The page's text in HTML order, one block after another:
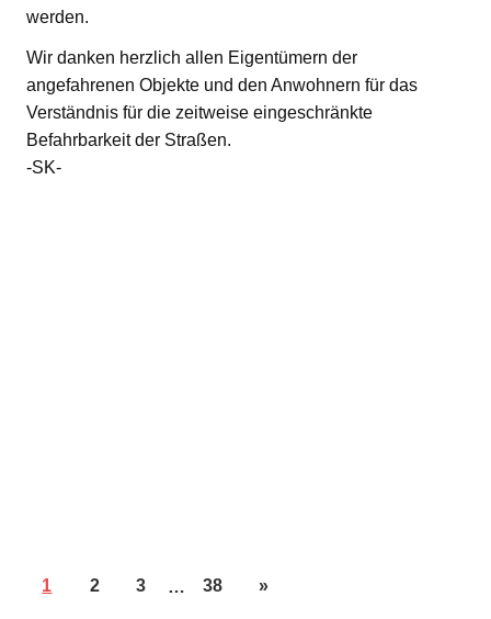
werden.
Wir danken herzlich allen Eigentümern der
angefahrenen Objekte und den Anwohnern für das
Verständnis für die zeitweise eingeschränkte
Befahrbarkeit der Straßen.
-SK-
1 2 3 … 38 »